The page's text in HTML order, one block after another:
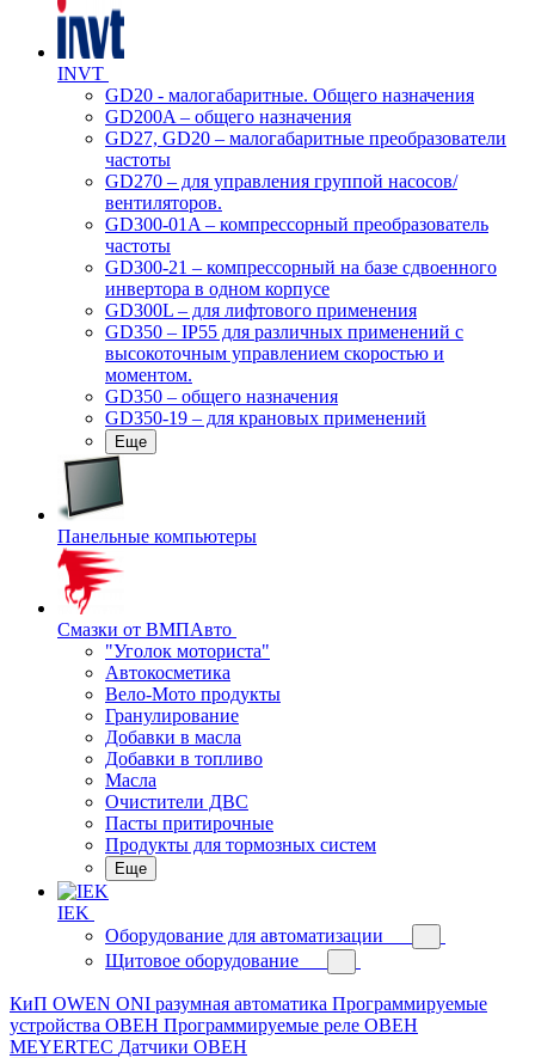
INVT
GD20 - малогабаритные. Общего назначения
GD200A – общего назначения
GD27, GD20 – малогабаритные преобразователи
частоты
GD270 – для управления группой насосов/
вентиляторов.
GD300-01A – компрессорный преобразователь
частоты
GD300-21 – компрессорный на базе сдвоенного
инвертора в одном корпусе
GD300L – для лифтового применения
GD350 – IP55 для различных применений с
высокоточным управлением скоростью и
моментом.
GD350 – общего назначения
GD350-19 – для крановых применений
Еще
Панельные компьютеры
Смазки от ВМПАвто
"Уголок моториста"
Автокосметика
Вело-Мото продукты
Гранулирование
Добавки в масла
Добавки в топливо
Масла
Очистители ДВС
Пасты притирочные
Продукты для тормозных систем
Еще
IEK
Оборудование для автоматизации
Щитовое оборудование
КиП OWEN ONI разумная автоматика Программируемые
устройства ОВЕН Программируемые реле ОВЕН
MEYERTEC Датчики ОВЕН